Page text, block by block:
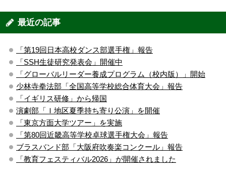
最近の記事
「第19回日本高校ダンス部選手権」報告
「SSH生徒研究発表会」開催中
「グローバルリーダー養成プログラム（校内版）」開始
少林寺拳法部「全国高等学校総合体育大会」報告
「イギリス研修」から帰国
演劇部「Ｉ地区夏季持ち寄り公演」を開催
「東京方面大学ツアー」を実施
「第80回近畿高等学校卓球選手権大会」報告
ブラスバンド部「大阪府吹奏楽コンクール」報告
「教育フェスティバル2026」が開催されました